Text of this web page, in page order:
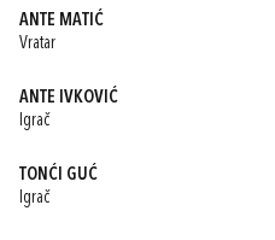
ANTE MATIĆ
Vratar
ANTE IVKOVIĆ
Igrač
TONĆI GUĆ
Igrač